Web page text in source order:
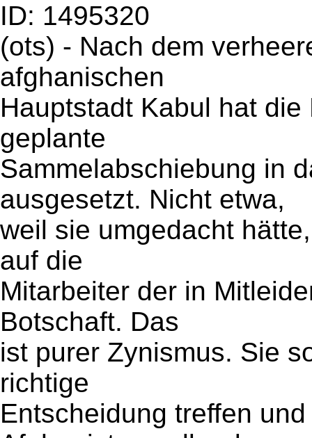
ID: 1495320
(ots) - Nach dem
afghanischen
Hauptstadt Kabul hat
geplante
Sammelabschiebung in
ausgesetzt. Nicht etwa,
weil sie umgedacht
auf die
Mitarbeiter der in
Botschaft. Das
ist purer Zynismus. Sie
richtige
Entscheidung treffen